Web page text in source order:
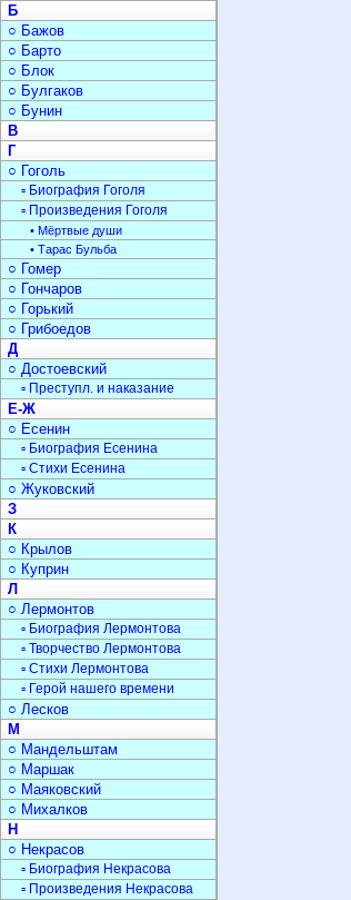
Б
○ Бажов
○ Барто
○ Блок
○ Булгаков
○ Бунин
В
Г
○ Гоголь
▫ Биография Гоголя
▫ Произведения Гоголя
• Мёртвые души
• Тарас Бульба
○ Гомер
○ Гончаров
○ Горький
○ Грибоедов
Д
○ Достоевский
▫ Преступл. и наказание
Е-Ж
○ Есенин
▫ Биография Есенина
▫ Стихи Есенина
○ Жуковский
З
К
○ Крылов
○ Куприн
Л
○ Лермонтов
▫ Биография Лермонтова
▫ Творчество Лермонтова
▫ Стихи Лермонтова
▫ Герой нашего времени
○ Лесков
М
○ Мандельштам
○ Маршак
○ Маяковский
○ Михалков
Н
○ Некрасов
▫ Биография Некрасова
▫ Произведения Некрасова